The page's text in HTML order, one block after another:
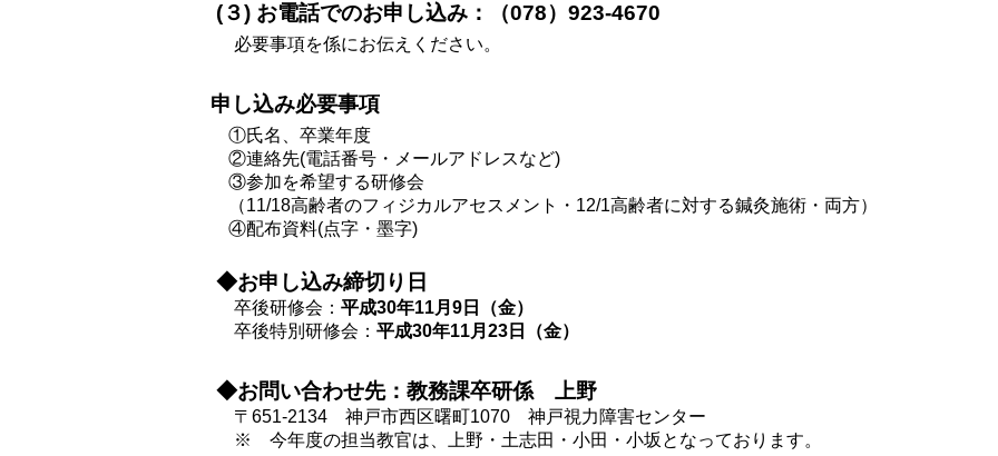
(３) お電話でのお申し込み：（078）923-4670
必要事項を係にお伝えください。
申し込み必要事項
①氏名、卒業年度
②連絡先(電話番号・メールアドレスなど)
③参加を希望する研修会
（11/18高齢者のフィジカルアセスメント・12/1高齢者に対する鍼灸施術・両方）
④配布資料(点字・墨字)
◆お申し込み締切り日
卒後研修会：平成30年11月9日（金）
卒後特別研修会：平成30年11月23日（金）
◆お問い合わせ先：教務課卒研係 上野
〒651-2134 神戸市西区曙町1070 神戸視力障害センター
※ 今年度の担当教官は、上野・土志田・小田・小坂となっております。